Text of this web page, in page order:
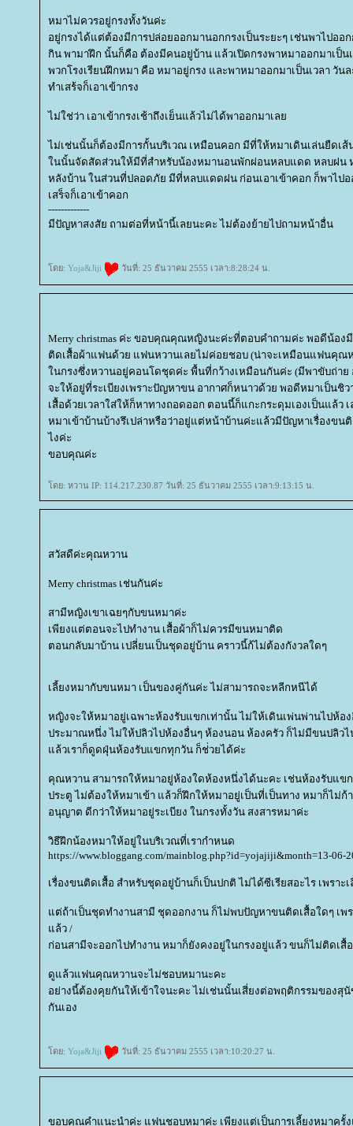
หมาไม่ควรอยู่กรงทั้งวันค่ะ
อยู่กรงได้แต่ต้องมีการปล่อยออกมานอกกรงเป็นระยะๆ เช่นพาไปออ
กิน พามาฝึก นั้นก็คือ ต้องมีคนอยู่บ้าน แล้วเปิดกรงพาหมาออกมาเป็น
พวกโรงเรียนฝึกหมา คือ หมาอยู่กรง และพาหมาออกมาเป็นเวลา วัน
ทำเสร้จก็เอาเข้ากรง
ไม่ใช่ว่า เอาเข้ากรงเช้าถึงเย็นแล้วไม่ได้พาออกมาเล
ไม่เช่นนั้นก็ต้องมีการกั้นบริเวณ เหมือนคอก มีที่ให้หมาเดินเล่นยืดเส้
นนั้นจัดสัดส่วนให้มีที่สำหรับน้องหมานอนพักผ่อนหลบแดด หลบฝน
หลังบ้าน ในส่วนที่ปลอดภัย มีที่หลบแดดฝน ก่อนเอาเข้าคอก ก็พาไปอ
เสร็จก็เอาเข้าคอก
-------------
มีปัญหาสงสัย ถามต่อที่หน้านี้เลยนะคะ ไม่ต้องย้ายไปถามหน้าอื่น
ดย: Yoja&Jiji วันที่: 25 ธันวาคม 2555 เวลา:8:28:24 น.
Merry christmas ค่ะ ขอบคุณคุณหญิงนะค่ะที่ตอบคำถามค่ะ พอดีน้อง
ติดเสื้อผ้าแฟนด้วย แฟนหวานเลยไม่ค่อยชอบ (น่าจะเหมือนแฟนคุณห
นกรงซึ่งหวานอยู่คอนโดชุดค่ะ พื้นที่กว้างเหมือนกันค่ะ (มีพาขับถ่า
จะให้อยู่ที่ระเบียงเพราะปัญหาขน อากาศก็หนาวด้วย พอดีหมาเป็นชิว
เสื้อด้วยเวลาใส่ให้ก็หาทางถอดออก ตอนนี้ก็แกะกระดุมเองเป็นแล้ว
หมาเข้าบ้านบ้างรึเปล่าหรือว่าอยู่แต่หน้าบ้านค่ะแล้วมีปัญหาเรื่องขน
ไงค่ะ
ขอบคุณค่ะ
ดย: หวาน IP: 114.217.230.87 วันที่: 25 ธันวาคม 2555 เวลา:9:13:15 น.
สวัสดีค่ะคุณหวาน
Merry christmas เช่นกันค่ะ
สามีหญิงเขาเฉยๆกับขนหมาค่ะ
เพียงแต่ตอนจะไปทำงาน เสื้อผ้าก็ไม่ควรมีขนหมาติด
ตอนกลับมาบ้าน เปลี่ยนเป็นชุดอยู่บ้าน คราวนี้ก้ไม่ต้องกังวลใดๆ
เลี้ยงหมากับขนหมา เป็นของคู่กันค่ะ ไม่สามารถจะหลีกหนีได้
หญิงจะให้หมาอยู่เฉพาะห้องรับแขกเท่านั้น ไม่ให้เดินเพ่นพ่านไปห้อ
ประมาณหนึ่ง ไม่ให้ปลิวไปห้องอื่นๆ ห้องนอน ห้องครัว ก็ไม่มีขนปลิวไ
ล้วเราก็ดูดฝุ่นห้องรับแขกทุกวัน ก็ช่่วยได้ค่ะ
คุณหวาน สามารถให้หมาอยู่ห้องใดห้องหนึ่งได้นะคะ เช่นห้องรับแข
ประตู ไม่ต้องให้หมาเข้า แล้วก็ฝึกให้หมาอยู่เป็นที่เป็นทาง หมาก็ไม่ก้
อนุญาต ดีกว่าให้หมาอยู่ระเบียง ในกรงทั้งวัน สงสารหมาค่ะ
วิธีฝึกน้องหมาให้อยู่ในบริเวณที่เรากำหนด
https://www.bloggang.com/mainblog.php?id=yojajiji&month=13-06-
เรื่องขนติดเสื้อ สำหรับชุดอยู่บ้านก็เป็นปกติ ไม่ได้ซีเรียสอะไร เพรา
ต่ถ้าเป็นชุดทำงานสามี ชุดออกงาน ก็ไม่พบปัญหาขนติดเสื้อใดๆ เพ
ล้ว /
ก่อนสามีจะออกไปทำงาน หมาก็ยังคงอยู่ในกรงอยู่แล้ว ขนก็ไม่ติดเสื้
ดูแล้วแฟนคุณหวานจะไม่ชอบหมานะคะ
อย่างนี้ต้องคุยกันให้เข้าใจนะคะ ไม่เช่นนั้นเสี่ยงต่อพฤติกรรมของสุ
กันเอง
ดย: Yoja&Jiji วันที่: 25 ธันวาคม 2555 เวลา:10:20:27 น.
ขอบคุณคำแนะนำค่ะ แฟนชอบหมาค่ะ เพียงแต่เป็นการเลี้ยงหมาครั้